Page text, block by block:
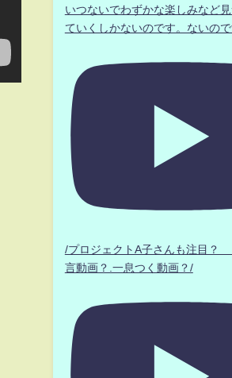
いつないでわずかな楽しみなど
ていくしかないのです。ないので
/プロジェクトA子さんも注目
言動画？.一息つく動画？/